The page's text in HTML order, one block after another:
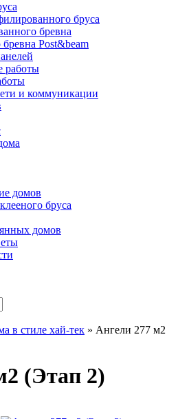
бруса
бревна
Post&beam
работы
и коммуникации
домов
бруса
домов
в стиле хай-тек » Ангели 277 м2
(Этап 2)